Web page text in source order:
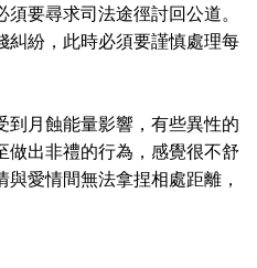
要尋求司法途徑討回公道。
糾紛，此時必須要謹慎處理每
到月蝕能量影響，有些異性的
做出非禮的行為，感覺很不舒
愛情間無法拿捏相處距離，